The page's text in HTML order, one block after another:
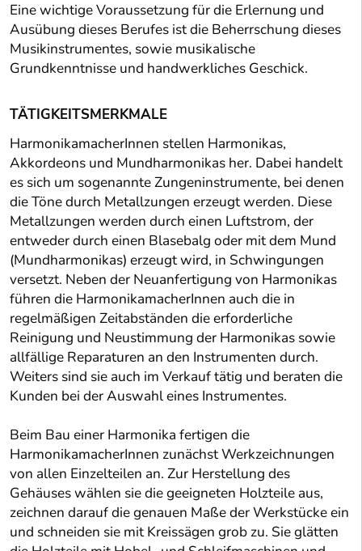
Eine wichtige Voraussetzung für die Erlernung und
Ausübung dieses Berufes ist die Beherrschung dieses
Musikinstrumentes, sowie musikalische
Grundkenntnisse und handwerkliches Geschick.
TÄTIGKEITSMERKMALE
HarmonikamacherInnen stellen Harmonikas,
Akkordeons und Mundharmonikas her. Dabei handelt
es sich um sogenannte Zungeninstrumente, bei denen
die Töne durch Metallzungen erzeugt werden. Diese
Metallzungen werden durch einen Luftstrom, der
entweder durch einen Blasebalg oder mit dem Mund
(Mundharmonikas) erzeugt wird, in Schwingungen
versetzt. Neben der Neuanfertigung von Harmonikas
führen die HarmonikamacherInnen auch die in
regelmäßigen Zeitabständen die erforderliche
Reinigung und Neustimmung der Harmonikas sowie
allfällige Reparaturen an den Instrumenten durch.
Weiters sind sie auch im Verkauf tätig und beraten die
Kunden bei der Auswahl eines Instrumentes.
Beim Bau einer Harmonika fertigen die
HarmonikamacherInnen zunächst Werkzeichnungen
von allen Einzelteilen an. Zur Herstellung des
Gehäuses wählen sie die geeigneten Holzteile aus,
zeichnen darauf die genauen Maße der Werkstücke ein
und schneiden sie mit Kreissägen grob zu. Sie glätten